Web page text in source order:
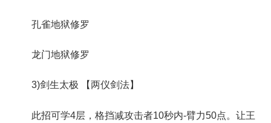
孔雀地狱修罗
龙门地狱修罗
3)剑生太极 【两仪剑法】
此招可学4层，格挡减攻击者10秒内-臂力50点。让王